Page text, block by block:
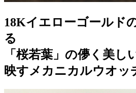
18Kイエローゴールド
る
「桜若葉」の儚く美し
映すメカニカルウオッ